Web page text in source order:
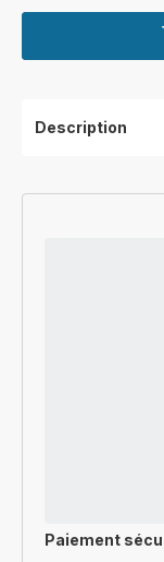
Description
Paiement